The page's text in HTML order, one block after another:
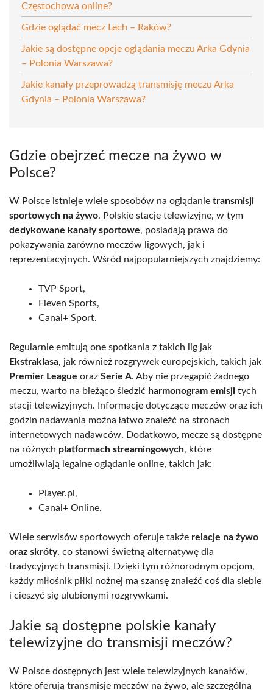
Częstochowa online?
Gdzie oglądać mecz Lech – Raków?
Jakie są dostępne opcje oglądania meczu Arka Gdynia
– Polonia Warszawa?
Jakie kanały przeprowadzą transmisję meczu Arka
Gdynia – Polonia Warszawa?
Gdzie obejrzeć mecze na żywo w
Polsce?
W Polsce istnieje wiele sposobów na oglądanie transmisji
sportowych na żywo. Polskie stacje telewizyjne, w tym
dedykowane kanały sportowe, posiadają prawa do
pokazywania zarówno meczów ligowych, jak i
reprezentacyjnych. Wśród najpopularniejszych znajdziemy:
TVP Sport,
Eleven Sports,
Canal+ Sport.
Regularnie emitują one spotkania z takich lig jak
Ekstraklasa, jak również rozgrywek europejskich, takich jak
Premier League oraz Serie A. Aby nie przegapić żadnego
meczu, warto na bieżąco śledzić harmonogram emisji tych
stacji telewizyjnych. Informacje dotyczące meczów oraz ich
godzin nadawania można łatwo znaleźć na stronach
internetowych nadawców. Dodatkowo, mecze są dostępne
na różnych platformach streamingowych, które
umożliwiają legalne oglądanie online, takich jak:
Player.pl,
Canal+ Online.
Wiele serwisów sportowych oferuje także relacje na żywo
oraz skróty, co stanowi świetną alternatywę dla
tradycyjnych transmisji. Dzięki tym różnorodnym opcjom,
każdy miłośnik piłki nożnej ma szansę znaleźć coś dla siebie
i cieszyć się ulubionymi rozgrywkami.
Jakie są dostępne polskie kanały
telewizyjne do transmisji meczów?
W Polsce dostępnych jest wiele telewizyjnych kanałów,
które oferują transmisje meczów na żywo, ale szczególną